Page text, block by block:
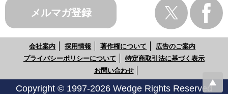
メルマガ登録
会社案内 採用情報 著作権について
広告のご案内
プライバシーポリシーについて
特定商取引法に基づく表示
お問い合わせ
Copyright © 1997-2026 Wedge Rights Reserved